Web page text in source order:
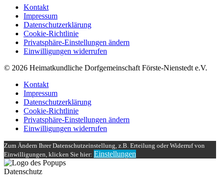
Kontakt
Impressum
Datenschutzerklärung
Cookie-Richtlinie
Privatsphäre-Einstellungen ändern
Einwilligungen widerrufen
© 2026 Heimatkundliche Dorfgemeinschaft Förste-Nienstedt e.V.
Kontakt
Impressum
Datenschutzerklärung
Cookie-Richtlinie
Privatsphäre-Einstellungen ändern
Einwilligungen widerrufen
Zum Ändern Ihrer Datenschutzeinstellung, z.B. Erteilung oder Widerruf von
Einwilligungen, klicken Sie hier: Einstellungen
Datenschutz